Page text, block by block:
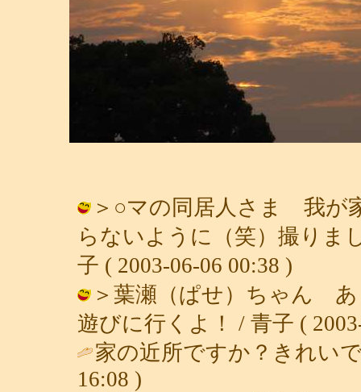
＞○マの同居人さま 我が
らないように（笑）撮りま
子 ( 2003-06-06 00:38 )
＞葉瀬（ぱせ）ちゃん あ
遊びに行くよ！ / 青子 (
家の近所ですか？きれい
16:08 )